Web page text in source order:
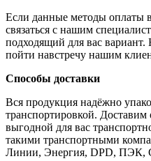
Если данные методы оплаты
связаться с нашим
подходящий для вас вариант.
пойти навстречу нашим
Способы доставки
Вся продукция надёжно
транспортировкой. Доставим
выгодной для вас
такими транспортными
Линии, Энергия, DPD, ПЭК,